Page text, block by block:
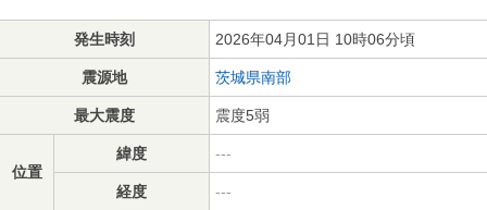
発生時刻 2026年04月01日 10時06分頃
震源地 茨城県南部
最大震度 震度5弱
位置
緯度 ---
経度 ---